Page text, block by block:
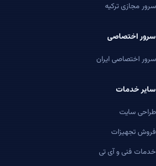
سرور مجازی ترکیه
سرور اختصاصی
سرور اختصاصی ایران
سایر خدمات
طراحی سایت
فروش تجهیزات
خدمات فنی و آی تی